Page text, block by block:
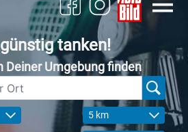
tanken!
Deiner Umgebung finden
5 km